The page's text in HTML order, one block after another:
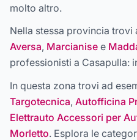
molto altro.
Nella stessa provincia trovi
Aversa, Marcianise e
professionisti a Casapulla:
In questa zona trovi ad
Targotecnica, Autofficina
Elettrauto Accessori per
Morletto. Esplora le